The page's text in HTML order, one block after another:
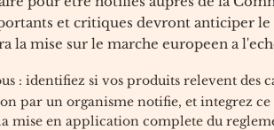
et critiques devront anticiper le
mise sur le marche europeen a
: identifiez si vos produits relevent des
par un organisme notifie, et integrez
mise en application complete du